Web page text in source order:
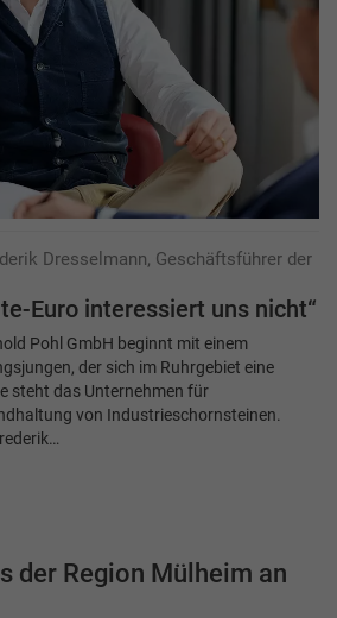
Dresselmann, Geschäftsführer der
Euro interessiert uns nicht“
Pohl GmbH beginnt mit einem
der sich im Ruhrgebiet eine
steht das Unternehmen für
von Industrieschornsteinen.
der Region Mülheim an